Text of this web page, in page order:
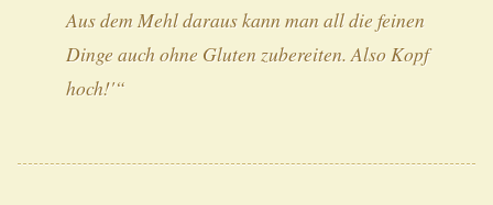
Aus dem Mehl daraus kann man all die feinen
Dinge auch ohne Gluten zubereiten. Also Kopf
hoch!'“